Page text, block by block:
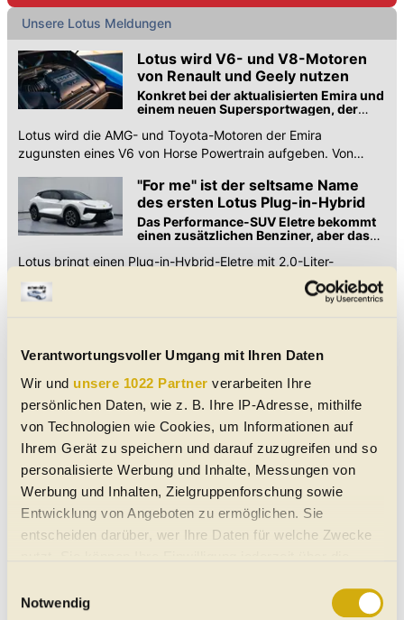
Verantwortungsvoller Umgang mit Ihren Daten
Wir und unsere 1022 Partner verarbeiten Ihre
persönlichen Daten, wie z. B. Ihre IP-Adresse, mithilfe
von Technologien wie Cookies, um Informationen auf
Ihrem Gerät zu speichern und darauf zuzugreifen und so
personalisierte Werbung und Inhalte, Messungen von
Werbung und Inhalten, Zielgruppenforschung sowie
Entwicklung von Angeboten zu ermöglichen. Sie
entscheiden darüber, wer Ihre Daten für welche Zwecke
Trigger Symbol ändern oder widerrufen
Notwendig
Unsere Lotus Meldungen
Lotus wird V6- und V8-Motoren
von Renault und Geely nutzen
Konkret bei der aktualisierten Emira und
einem neuen Supersportwagen, der
Lotus wird die AMG- und Toyota-Motoren der Emira
zugunsten eines V6 von Horse Powertrain aufgeben. Von
"For me" ist der seltsame Name
des ersten Lotus Plug-in-Hybrid
Das Performance-SUV Eletre bekommt
einen zusätzlichen Benziner, aber das
Lotus bringt einen Plug-in-Hybrid-Eletre mit 2,0-Liter-
Vierzylinder auf den Markt. Leistung und Gewicht sind
immens, der Name ziemlich seltsam.
Die alten Fans der Marke jaulen auf. Hat
die Limousine das Potenzial, neue Fans
zu gewinnen?
Früher baute die Marke Lotus leichte Sportwagen, inzwischen
sind es hauptsächlich schwere Elektroautos mit sportlichem
Anspruch. Geht dieser auf?
Lotus Theory 1: Elektro-
Sportwagen als Studie enthüllt
Carbon und Verbundmaterialien sollen
das Gewicht unter 1,6 Tonnen drücken
Lotus stellt die Studie eines Elektro-Sportwagens vor, der
Ansätze zeigt, wie das Gewicht in Zaum gehalten werden
Bisher können nur die wenigsten E-
Autos so viel Leistung verarbeiten